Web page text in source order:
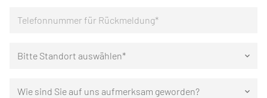
Bitte Standort auswählen* keyboard_arrow_down
Wie sind Sie auf uns aufmerksam geworden? keyboard_arrow_down